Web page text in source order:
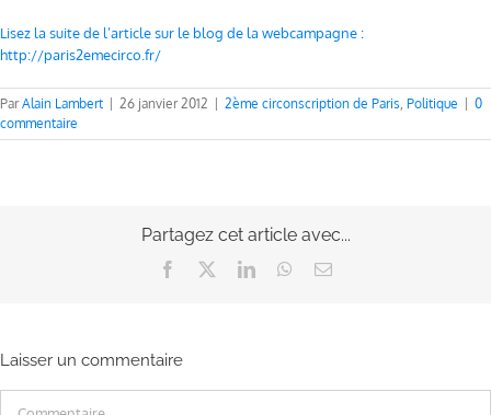
Lisez la suite de l’article sur le blog de la webcampagne :
http://paris2emecirco.fr/
ParAlain Lambert 26 janvier 2012 2ème circonscription de Paris, Politique
0
commentaire
Partagez cet article avec...
Facebook LinkedInWhatsApp
Email
Laisser un commentaire